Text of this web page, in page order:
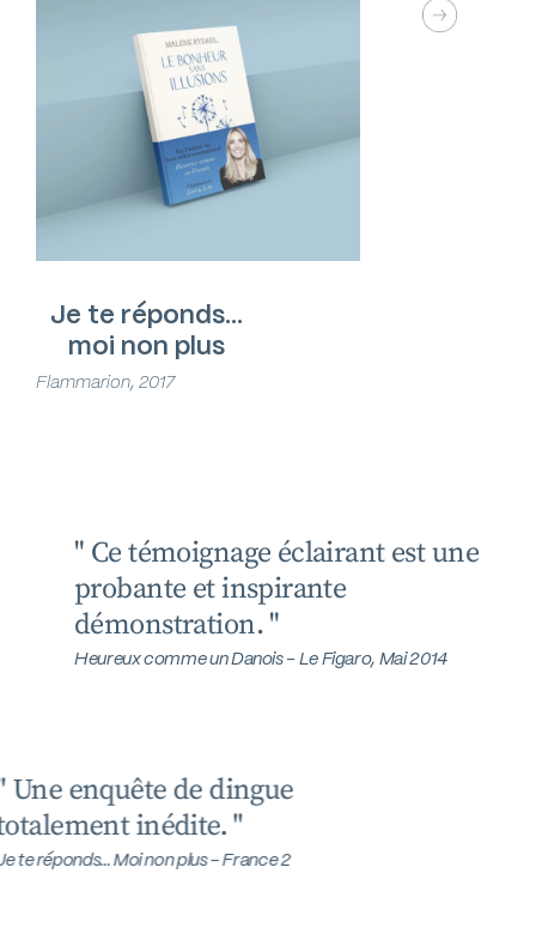
Je te réponds…
moi non plus
Flammarion, 2017
" Ce témoignage éclairant est une
probante et inspirante
démonstration. "
Heureux comme un Danois - Le Figaro, Mai 2014
" Une enquête de dingue
totalement inédite. "
Je te réponds... Moi non plus - France 2